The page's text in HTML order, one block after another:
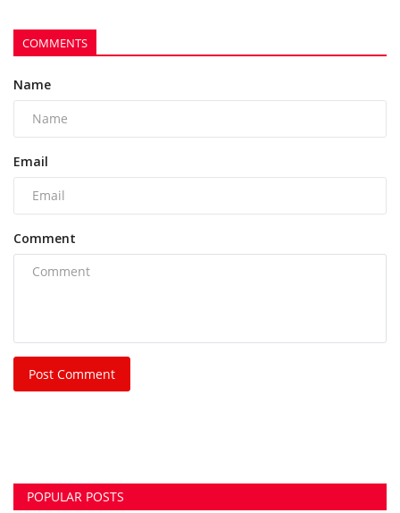
COMMENTS
Name
Email
Comment
Post Comment
POPULAR POSTS